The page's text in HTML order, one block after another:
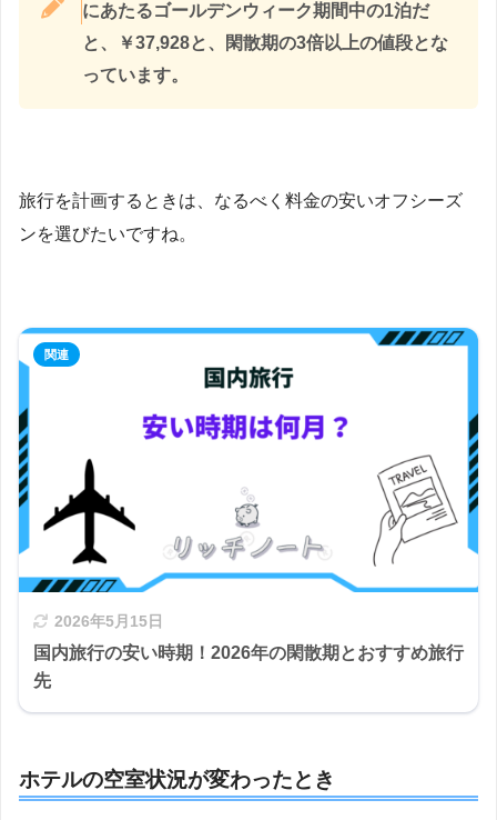
にあたるゴールデンウィーク期間中の1泊だ
と、￥37,928と、閑散期の3倍以上の値段とな
っています。
旅行を計画するときは、なるべく料金の安いオフシーズ
ンを選びたいですね。
2026年5月15日
国内旅行の安い時期！2026年の閑散期とおすすめ旅行
先
ホテルの空室状況が変わったとき